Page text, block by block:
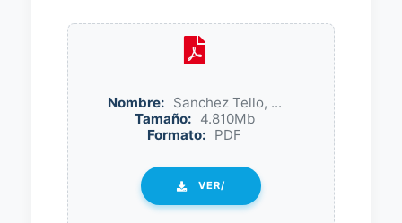
Nombre: Sanchez Tello, ...
Tamaño: 4.810Mb
Formato: PDF
VER/